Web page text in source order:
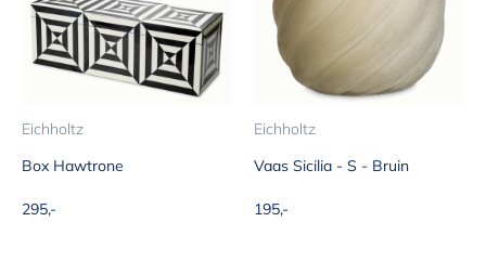
Eichholtz
Box Hawtrone
Aanbiedingsprijs
295,-
Eichholtz
Vaas Sicilia - S - Bruin
Aanbiedingsprijs
195,-